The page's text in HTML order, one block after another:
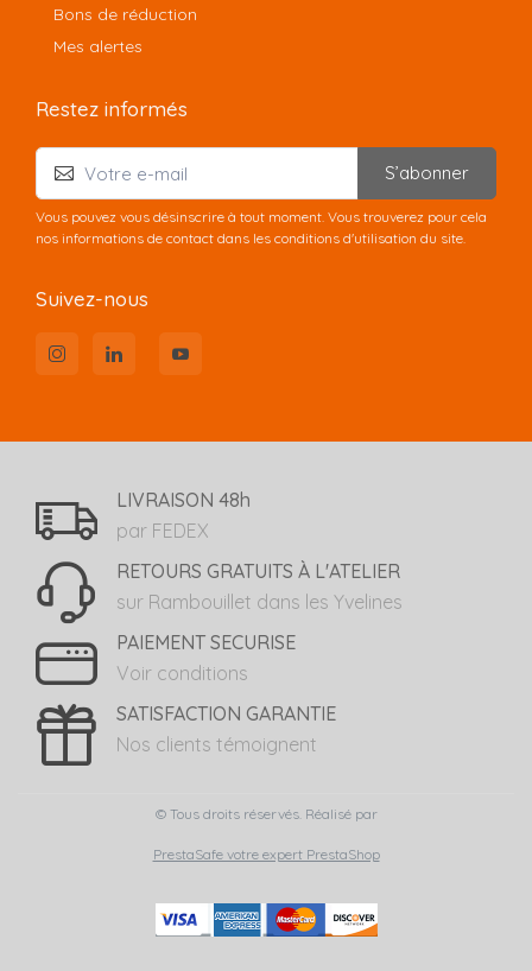
Bons de réduction
Mes alertes
Restez informés
S’abonner
Vous pouvez vous désinscrire à tout moment. Vous trouverez pour cela
nos informations de contact dans les conditions d'utilisation du site.
Suivez-nous
LIVRAISON 48h
par FEDEX
RETOURS GRATUITS À L'ATELIER
sur Rambouillet dans les Yvelines
PAIEMENT SECURISE
Voir conditions
SATISFACTION GARANTIE
Nos clients témoignent
© Tous droits réservés. Réalisé par
PrestaSafe votre expert PrestaShop